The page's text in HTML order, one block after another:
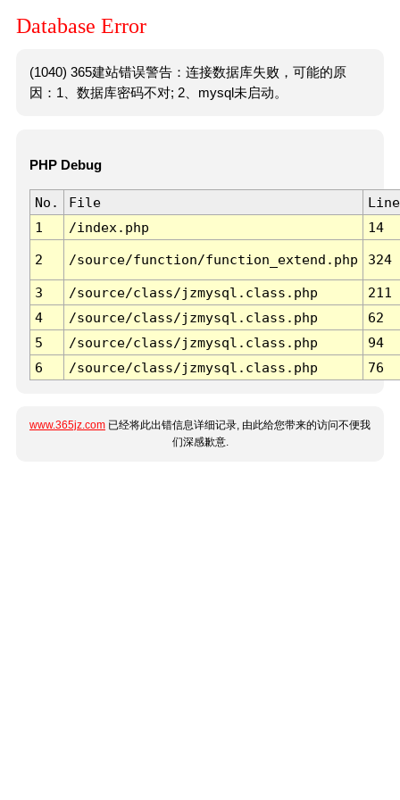
Database Error
(1040) 365建站错误警告：连接数据库失败，可能的原
因：1、数据库密码不对; 2、mysql未启动。
PHP Debug
No. File
Line
1
/index.php 14
2 /source/function/function_extend.php 324
3 /source/class/jzmysql.class.php
211
4
/source/class/jzmysql.class.php
62
5
/source/class/jzmysql.class.php
94
6
/source/class/jzmysql.class.php 76
www.365jz.com 已经将此出错信息详细记录, 由此给您带来的访问不便我
们深感歉意.